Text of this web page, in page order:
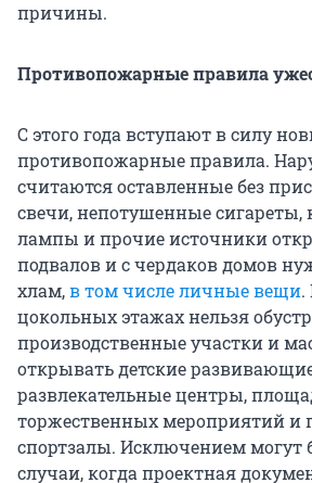
причины.
Противопожарные правила
С этого года вступают в силу
противопожарные правила.
считаются оставленные без
свечи, непотушенные сигареты,
лампы и прочие источники
подвалов и с чердаков домов
хлам,в том числе личные вещи.
цокольных этажах нельзя
производственные участки и
открывать детские
развлекательные центры,
торжественных мероприятий и
спортзалы. Исключением могут
случаи, когда проектная